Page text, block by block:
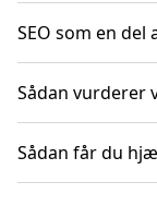
SEO som en
Sådan vurderer
Sådan får du